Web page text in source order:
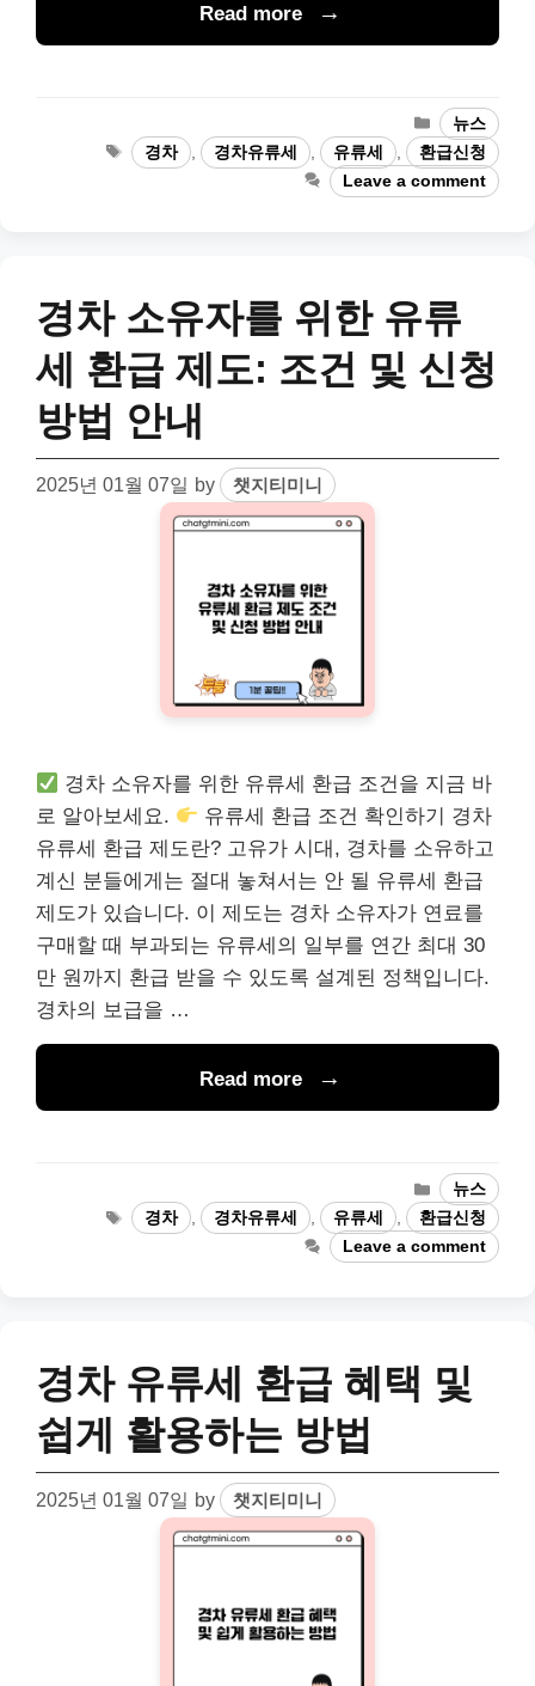
Read more
Categories
뉴스
Tags경차 경차유류세 유류세
환급신청
Leave a comment
경차 소유자를 위한 유류
세 환급 제도: 조건 및 신청
방법 안내
2025년 01월 07일 by 챗지티미니
경차 소유자를 위한 유류세 환급 조건을 지금 바
로 알아보세요.
유류세 환급 조건 확인하기 경차
유류세 환급 제도란? 고유가 시대, 경차를 소유하고
계신 분들에게는 절대 놓쳐서는 안 될 유류세 환급
제도가 있습니다. 이 제도는 경차 소유자가 연료를
구매할 때 부과되는 유류세의 일부를 연간 최대 30
만 원까지 환급 받을 수 있도록 설계된 정책입니다.
경차의 보급을 …
Read more
Categories
뉴스
Tags경차 , 경차유류세 , 유류세 ,
환급신청
Leave a comment
경차 유류세 환급 혜택 및
쉽게 활용하는 방법
2025년 01월 07일 by 챗지티미니